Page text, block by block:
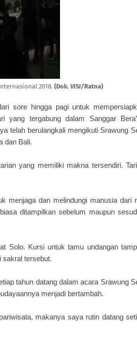
2018. (Dok. VISI/Ratna)
sore hingga pagi untuk
yang tergabung dalam Sanggar
telah berulangkali mengikuti Srawung
dan Bali.
yang memiliki makna tersendiri.
menjaga dan melindungi manusia dari
ditampilkan sebelum maupun
Solo. Kursi untuk tamu undangan
sakral tersebut.
tahun datang dalam acara Srawung
menjadi bertambah.
makanya saya rutin datang